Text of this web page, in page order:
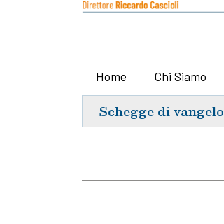
Home Chi Siamo
Schegge di vangelo